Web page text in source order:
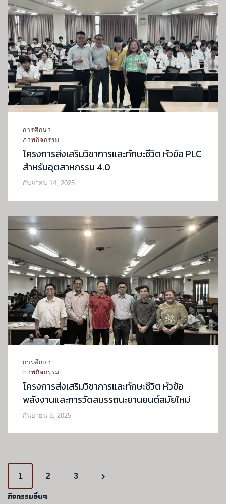
การศึกษา
ภาพกิจกรรม
โครงการส่งเสริมวิชาการและทักษะชีวิต หัวข้อ PLC
สำหรับอุตสาหกรรม 4.0
กันยายน 14, 2025
การศึกษา
ภาพกิจกรรม
โครงการส่งเสริมวิชาการและทักษะชีวิต หัวข้อ
พลังงานและการวัดสมรรถนะยานยนต์สมัยใหม่
กันยายน 8, 2025
P
o
1 2 3
กิจกรรมอื่นๆ